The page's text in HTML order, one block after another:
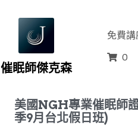
催眠師傑克森
免費講
0
美國NGH專業催眠師
季9月台北假日班)